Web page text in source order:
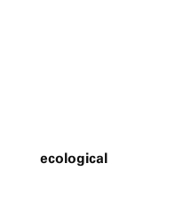
ecological